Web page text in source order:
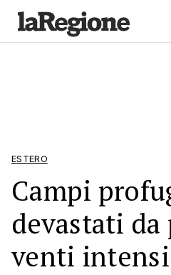
ESTERO
Campi
devastati da
venti intensi